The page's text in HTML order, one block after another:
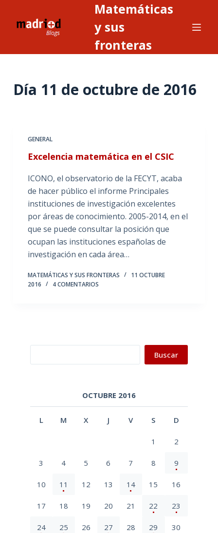
Matemáticas
y sus
fronteras
Día 11 de octubre de 2016
GENERAL
Excelencia matemática en el CSIC
ICONO, el observatorio de la FECYT, acaba
de hacer público el informe Principales
instituciones de investigación excelentes
por áreas de conocimiento. 2005-2014, en el
que se puede consultar la posición que
ocupan las instituciones españolas de
investigación en cada área…
MATEMÁTICAS Y SUS FRONTERAS
11 OCTUBRE
2016
4 COMENTARIOS
Buscar
OCTUBRE 2016
L M X J V S D
1 2
3 4 5 6 7 8 9
10 11 12 13 14 15 16
17 18 19 20 21 22 23
24 25 26 27 28 29 30